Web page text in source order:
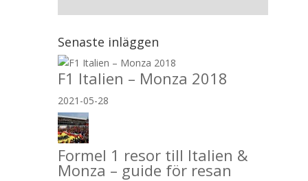
Senaste inläggen
F1 Italien – Monza 2018
2021-05-28
Formel 1 resor till Italien &
Monza – guide för resan